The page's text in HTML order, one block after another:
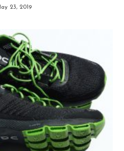
23, 2019